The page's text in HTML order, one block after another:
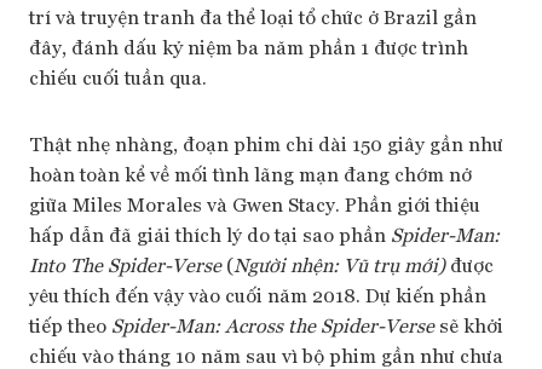
trí và truyện tranh đa thể loại tổ chức ở Brazil gần
đây, đánh dấu kỷ niệm ba năm phần 1 được trình
chiếu cuối tuần qua.
Thật nhẹ nhàng, đoạn phim chỉ dài 150 giây gần như
hoàn toàn kể về mối tình lãng mạn đang chớm nở
giữa Miles Morales và Gwen Stacy. Phần giới thiệu
hấp dẫn đã giải thích lý do tại sao phần Spider-Man:
Into The Spider-Verse(Người nhện: Vũ trụ mới)được
yêu thích đến vậy vào cuối năm 2018. Dự kiến phần
tiếp theo Spider-Man: Across the Spider-Versesẽ khởi
chiếu vào tháng 10 năm sau vì bộ phim gần như chưa